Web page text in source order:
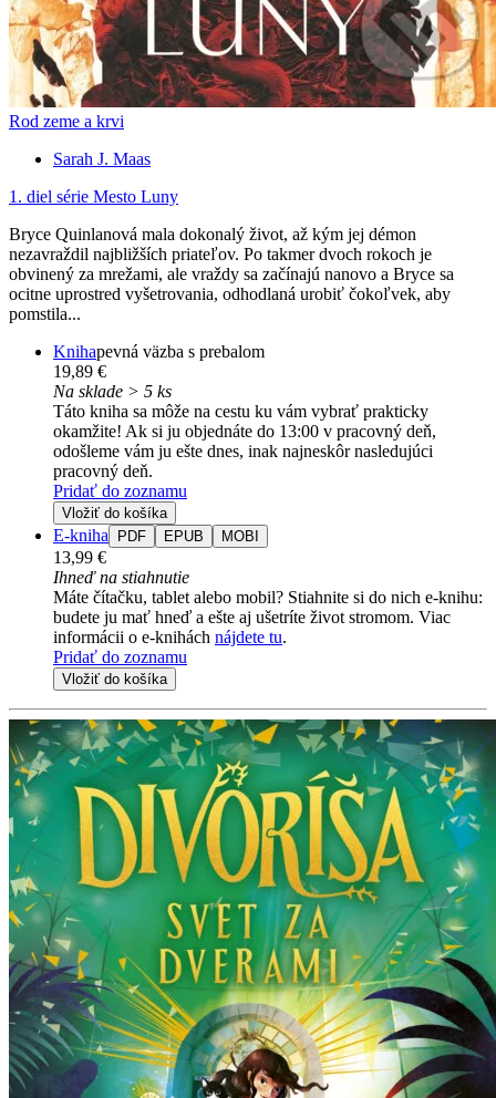
Rod zeme a krvi
Sarah J. Maas
1. diel série Mesto Luny
Bryce Quinlanová mala dokonalý život, až kým jej démon
nezavraždil najbližších priateľov. Po takmer dvoch rokoch je
obvinený za mrežami, ale vraždy sa začínajú nanovo a Bryce sa
ocitne uprostred vyšetrovania, odhodlaná urobiť čokoľvek, aby
pomstila...
Knihapevná väzba s prebalom
19,89 €
Na sklade > 5 ks
Táto kniha sa môže na cestu ku vám vybrať prakticky
okamžite! Ak si ju objednáte do 13:00 v pracovný deň,
odošleme vám ju ešte dnes, inak najneskôr nasledujúci
pracovný deň.
Pridať do zoznamu
Vložiť do košíka
E-kniha PDF EPUB MOBI
13,99 €
Ihneď na stiahnutie
Máte čítačku, tablet alebo mobil? Stiahnite si do nich e-knihu:
budete ju mať hneď a ešte aj ušetríte život stromom. Viac
informácii o e-knihách nájdete tu.
Pridať do zoznamu
Vložiť do košíka